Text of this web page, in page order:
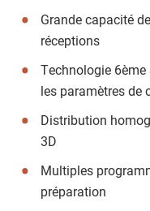
Grande capacité
réceptions
Technologie
les paramètres de
Distribution
3D
Multiples
préparation